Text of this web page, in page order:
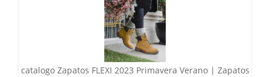
catalogo Zapatos FLEXI 2023 Primavera Verano | Zapatos